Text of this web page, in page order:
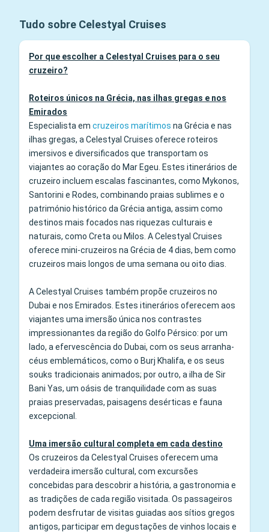
Tudo sobre Celestyal Cruises
Por que escolher a Celestyal Cruises para o seu
cruzeiro?
Roteiros únicos na Grécia, nas ilhas gregas e nos
Emirados
Especialista em cruzeiros marítimos na Grécia e nas
ilhas gregas, a Celestyal Cruises oferece roteiros
imersivos e diversificados que transportam os
viajantes ao coração do Mar Egeu. Estes itinerários de
cruzeiro incluem escalas fascinantes, como Mykonos,
Santorini e Rodes, combinando praias sublimes e o
património histórico da Grécia antiga, assim como
destinos mais focados nas riquezas culturais e
naturais, como Creta ou Milos. A Celestyal Cruises
oferece mini-cruzeiros na Grécia de 4 dias, bem como
cruzeiros mais longos de uma semana ou oito dias.
A Celestyal Cruises também propõe cruzeiros no
Dubai e nos Emirados. Estes itinerários oferecem aos
viajantes uma imersão única nos contrastes
impressionantes da região do Golfo Pérsico: por um
lado, a efervescência do Dubai, com os seus arranha-
céus emblemáticos, como o Burj Khalifa, e os seus
souks tradicionais animados; por outro, a ilha de Sir
Bani Yas, um oásis de tranquilidade com as suas
praias preservadas, paisagens desérticas e fauna
excepcional.
Uma imersão cultural completa em cada destino
Os cruzeiros da Celestyal Cruises oferecem uma
verdadeira imersão cultural, com excursões
concebidas para descobrir a história, a gastronomia e
as tradições de cada região visitada. Os passageiros
podem desfrutar de visitas guiadas aos sítios gregos
antigos, participar em degustações de vinhos locais e